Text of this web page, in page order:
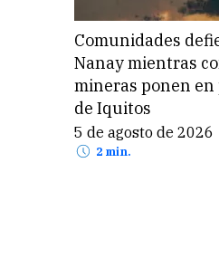
Comunidades
Nanay mientras
mineras ponen
de Iquitos
5 de agosto de 2026
2 min.